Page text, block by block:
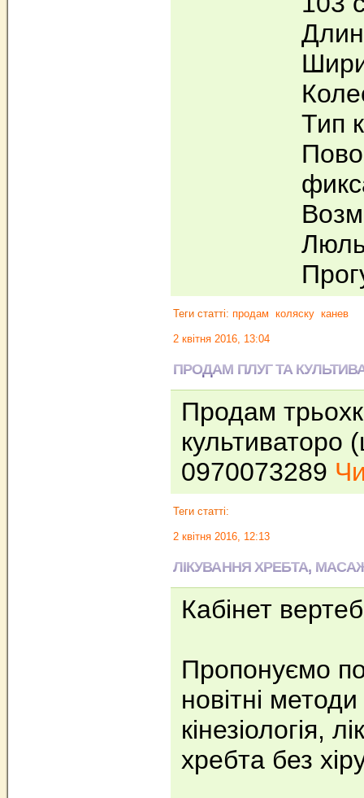
Тип
Теги статті: продам коляску канев
2 квітня 2016, 13:04
ПРОДАМ ПЛУГ ТА
Продам
культиваторо
0970073289
Теги статті:
2 квітня 2016, 12:13
ЛІКУВАННЯ ХРЕБТА,
Кабінет
Пропонуємо
новітні
кінезіологія,
хребта без